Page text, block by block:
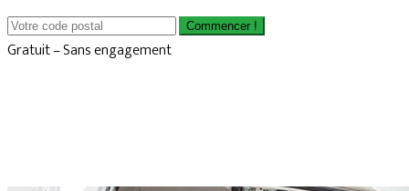
Commencer !
Gratuit – Sans engagement